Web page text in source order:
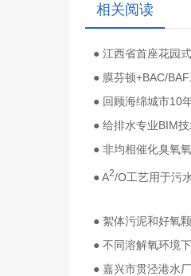
相关阅读
● 江西省首座花园
● 膜芬顿+BAC/
● 回顾海绵城市10
● 给排水专业BIM
● 非均相催化臭氧
● A2/O工艺用于污
● 絮体污泥和好氧
● 不同溶解氧环境
● 嘉兴市贯泾港水